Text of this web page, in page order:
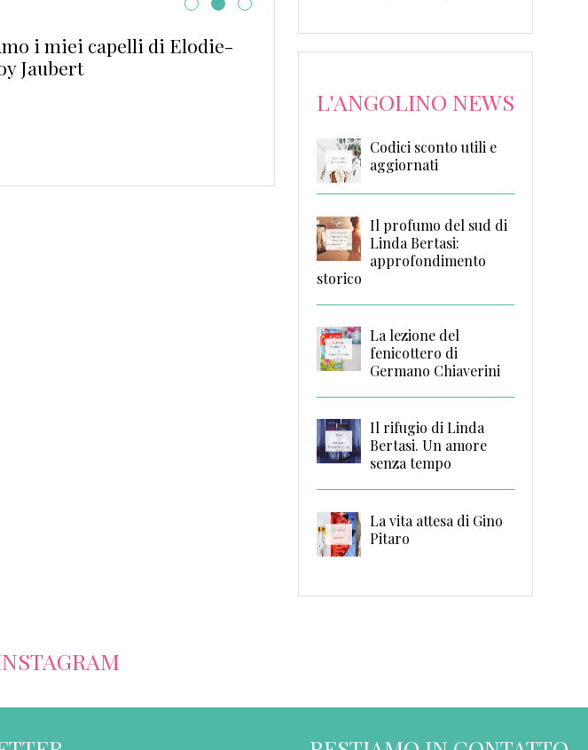
i miei capelli di Elodie-
Jaubert
L'ANGOLINO NEWS
Codici sconto utili e
aggiornati
Il profumo del sud di
Linda Bertasi:
approfondimento
storico
La lezione del
fenicottero di
Germano Chiaverini
Il rifugio di Linda
Bertasi. Un amore
senza tempo
La vita attesa di Gino
Pitaro